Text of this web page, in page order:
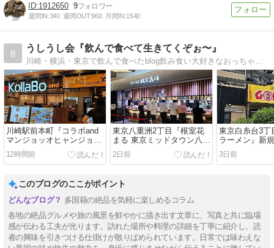
1912650 9
週間IN:340 週間OUT:960 月間IN:1540
8
うしうし会『飲んで食べて生きてくぞぉ〜』
川崎駅前本町『コラボand
マンジョッオヒャンジョッ
パル&ソベッチャカンジャ
ンケジャン 』新規
12時間前
東京八重洲2丁目『根室花
まる 東京ミッドタウン八重
洲店』北方四島産生うに
2日前
東京白糸台3丁
ラーメン』新規
3日前
このブログのここがポイント
多国籍の絶品を気軽に楽しめるコラム
各地の絶品グルメや旅の風景を鮮やかに描き出す文章に、写真と共に臨場
感が伝わる工夫が光ります。訪れた場所や料理の詳細を丁寧に紹介し、読
者の興味を引きつける仕掛けが散りばめられています。日常では味わえな